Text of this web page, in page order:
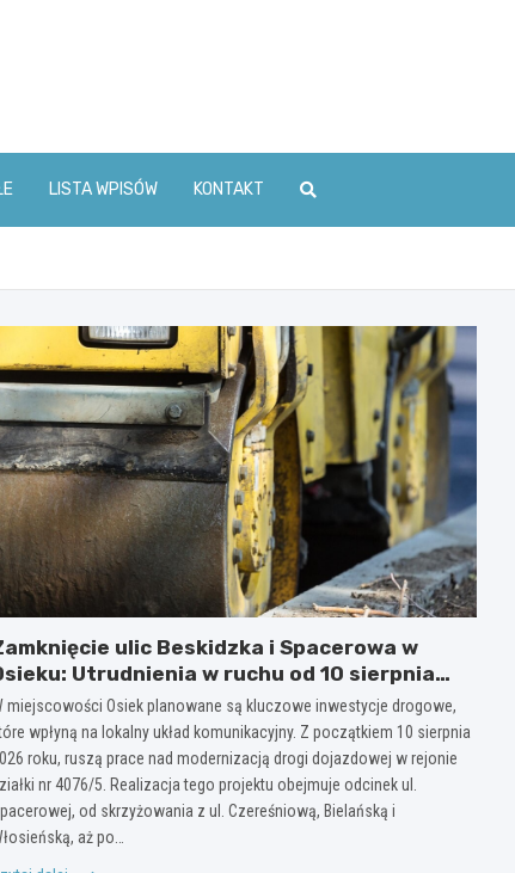
LISTA WPISÓW KONTAKT
ulic Beskidzka i Spacerowa w
Utrudnienia w ruchu od 10 sierpnia
roku
miejscowości Osiek planowane są kluczowe inwestycje drogowe,
wpłyną na lokalny układ komunikacyjny. Z początkiem 10 sierpnia
roku, ruszą prace nad modernizacją drogi dojazdowej w rejonie
nr 4076/5. Realizacja tego projektu obejmuje odcinek ul.
od skrzyżowania z ul. Czereśniową, Bielańską i
aż po…